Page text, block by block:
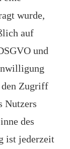
wurde,
auf
und
den Zugriff
Nutzers
des
ist jederzeit